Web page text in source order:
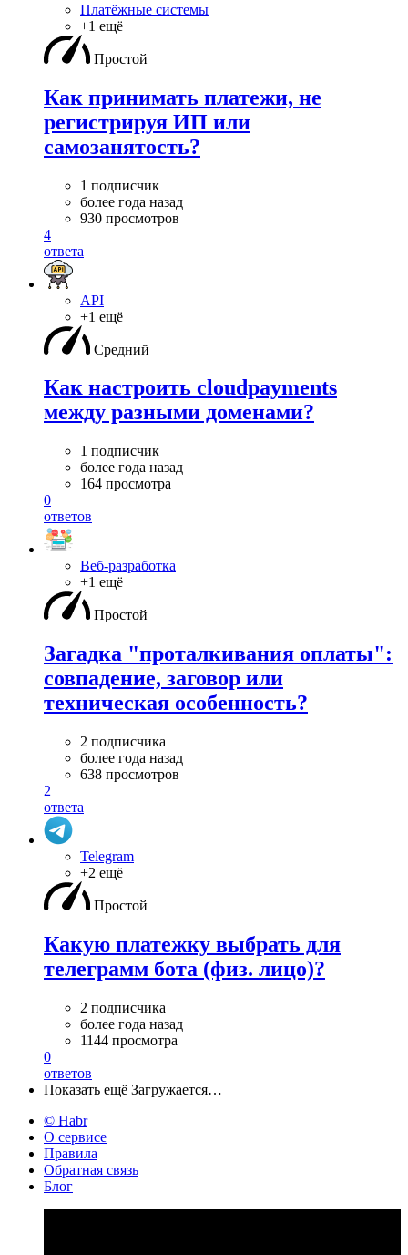
Платёжные системы
+1 ещё
Простой
Как принимать платежи, не
регистрируя ИП или
самозанятость?
1 подписчик
более года назад
930 просмотров
4
ответа
API
+1 ещё
Средний
Как настроить cloudpayments
между разными доменами?
1 подписчик
более года назад
164 просмотра
0
ответов
Веб-разработка
+1 ещё
Простой
Загадка "проталкивания оплаты":
совпадение, заговор или
техническая особенность?
2 подписчика
более года назад
638 просмотров
2
ответа
Telegram
+2 ещё
Простой
Какую платежку выбрать для
телеграмм бота (физ. лицо)?
2 подписчика
более года назад
1144 просмотра
0
ответов
Показать ещё Загружается…
© Habr
О сервисе
Правила
Обратная связь
Блог